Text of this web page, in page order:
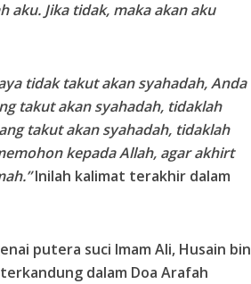
aku. Jika tidak, maka akan aku
tidak takut akan syahadah, Anda
takut akan syahadah, tidaklah
takut akan syahadah, tidaklah
kepada Allah, agar akhirt
Inilah kalimat terakhir dalam
putera suci Imam Ali, Husain bin
dalam Doa Arafah